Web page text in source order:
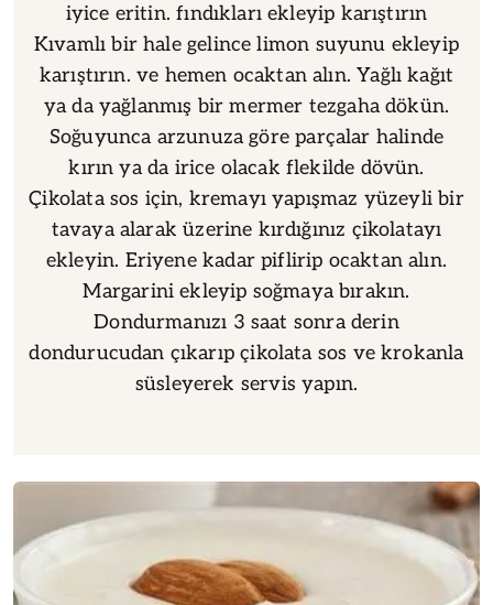
iyice eritin. fındıkları ekleyip karıştırın
Kıvamlı bir hale gelince limon suyunu ekleyip
karıştırın. ve hemen ocaktan alın. Yağlı kağıt
ya da yağlanmış bir mermer tezgaha dökün.
Soğuyunca arzunuza göre parçalar halinde
kırın ya da irice olacak flekilde dövün.
Çikolata sos için, kremayı yapışmaz yüzeyli bir
tavaya alarak üzerine kırdığınız çikolatayı
ekleyin. Eriyene kadar piflirip ocaktan alın.
Margarini ekleyip soğmaya bırakın.
Dondurmanızı 3 saat sonra derin
dondurucudan çıkarıp çikolata sos ve krokanla
süsleyerek servis yapın.